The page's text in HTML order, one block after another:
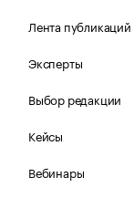
Лента публикаций
Эксперты
Выбор редакции
Кейсы
Вебинары